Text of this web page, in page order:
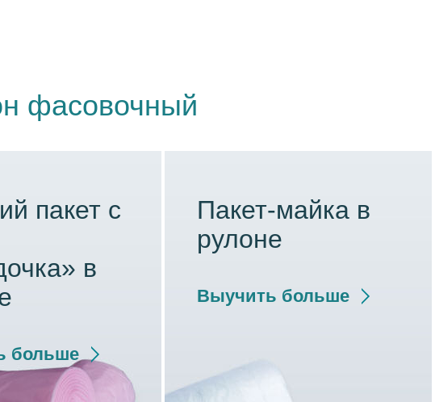
фасовочный
пакет с
в
больше
Пакет-майка в
рулоне
Выучить больше